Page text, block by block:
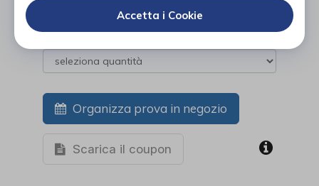
Organizza prova in negozio
Scarica il coupon
Accetta i Cookie